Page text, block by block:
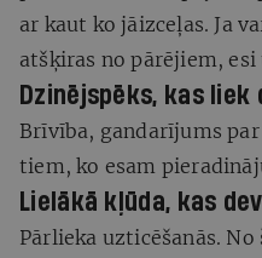
ar kaut ko jāizceļas. Ja
atšķiras no pārējiem,
Dzinējspēks, kas
Brīvība, gandarījums
tiem, ko esam
Lielākā kļūda, kas
Pārlieka uzticēšanās.